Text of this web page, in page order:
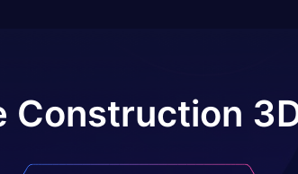
Construction